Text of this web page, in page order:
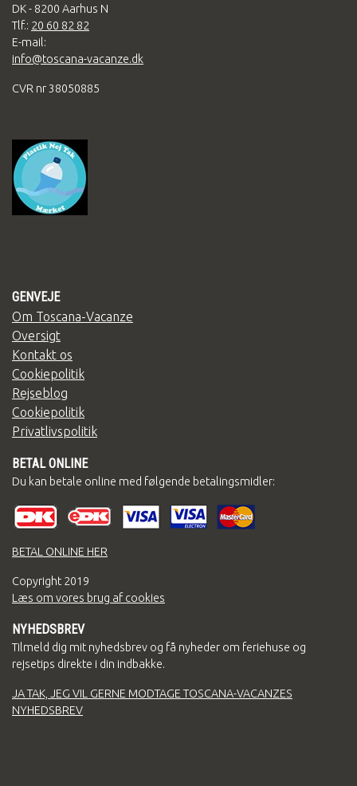
DK - 8200 Aarhus N
Tlf.: 20 60 82 82
E-mail:
info@toscana-vacanze.dk
CVR nr 38050885
GENVEJE
Om Toscana-Vacanze
Oversigt
Kontakt os
Cookiepolitik
Rejseblog
Cookiepolitik
Privatlivspolitik
BETAL ONLINE
Du kan betale online med følgende betalingsmidler:
BETAL ONLINE HER
Copyright 2019
Læs om vores brug af cookies
NYHEDSBREV
Tilmeld dig mit nyhedsbrev og få nyheder om feriehuse og
rejsetips direkte i din indbakke.
JA TAK, JEG VIL GERNE MODTAGE TOSCANA-VACANZES
NYHEDSBREV